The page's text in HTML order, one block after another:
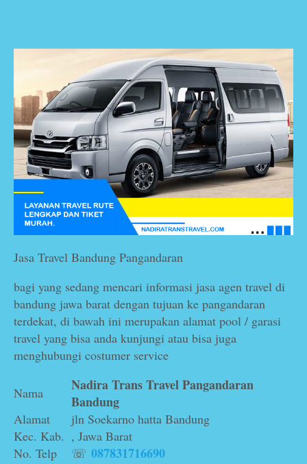
Jasa Travel Bandung Pangandaran
bagi yang sedang mencari informasi jasa agen travel di
bandung jawa barat dengan tujuan ke pangandaran
terdekat, di bawah ini merupakan alamat pool / garasi
travel yang bisa anda kunjungi atau bisa juga
menghubungi costumer service
Nama Nadira Trans TravelPangandaran
Bandung
Alamat
jln Soekarno hatta Bandung
Kec. Kab. , Jawa Barat
No. Telp
☏ 087831716690